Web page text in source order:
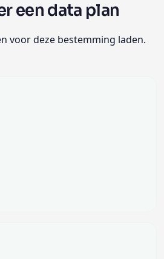
een data plan
voor deze bestemming laden.